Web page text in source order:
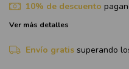
10% de descuento
Ver más detalles
Envío gratis superando